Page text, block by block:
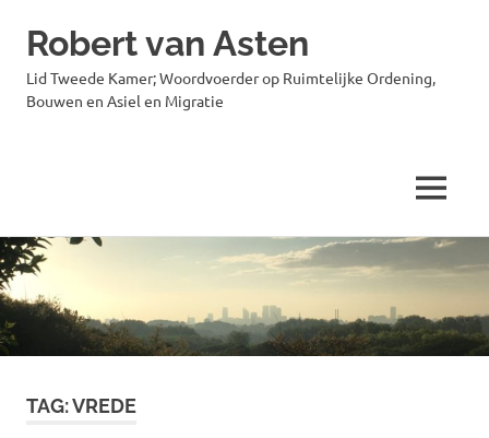
Ga
naar
de
inhoud
Robert van Asten
Lid Tweede Kamer; Woordvoerder op Ruimtelijke Ordening,
Bouwen en Asiel en Migratie
MENU
TAG:VREDE